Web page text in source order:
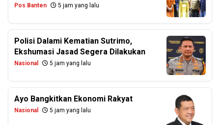
Pos Banten 5 jam yang lalu
Polisi Dalami Kematian Sutrimo,
Ekshumasi Jasad Segera Dilakukan
Nasional 5 jam yang lalu
Ayo Bangkitkan Ekonomi Rakyat
Nasional 5 jam yang lalu